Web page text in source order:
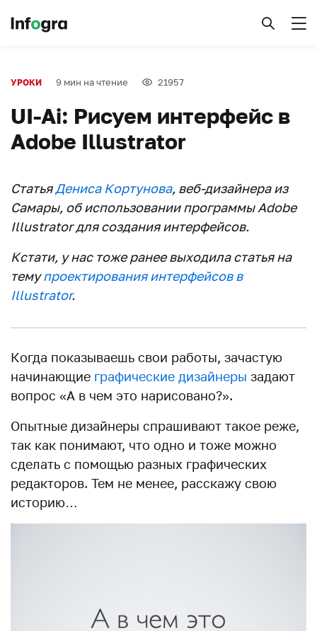
УРОКИ 9 мин на чтение 21957
UI-Ai: Рисуем интерфейс в
Adobe Illustrator
СтатьяДениса Кортунова, веб-дизайнера из
Самары, об использовании программы Adobe
Illustrator для создания интерфейсов.
Кстати, у нас тоже ранее выходила статья на
темупроектирования интерфейсов в
Illustrator.
Когда показываешь свои работы, зачастую
начинающие графические дизайнеры задают
вопрос «А в чем это нарисовано?».
Опытные дизайнеры спрашивают такое реже,
так как понимают, что одно и тоже можно
сделать с помощью разных графических
редакторов. Тем не менее, расскажу свою
историю…